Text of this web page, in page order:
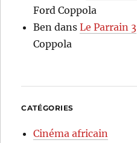
Ford Coppola
Ben dansLe Parrain 3
Coppola
CATÉGORIES
Cinéma africain